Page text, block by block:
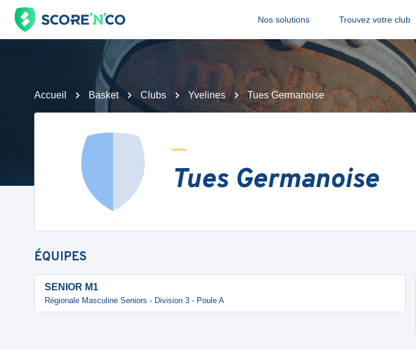
Nos solutions Trouvez votre club
Accueil Basket Clubs Yvelines Tues Germanoise
Tues Germanoise
ÉQUIPES
SENIOR M1
Régionale Masculine Seniors - Division 3 - Poule A